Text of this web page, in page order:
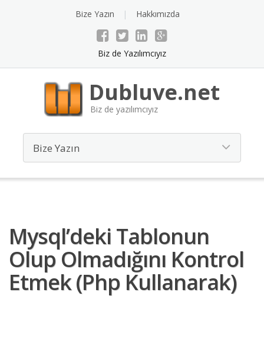
Bize Yazın Hakkımızda
Biz de Yazılımcıyız
Dubluve.net
Biz de yazılımcıyız
Mysql’deki Tablonun
Olup Olmadığını Kontrol
Etmek (php Kullanarak)